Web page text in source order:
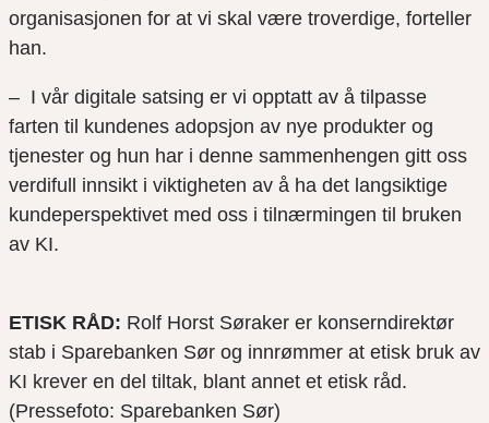
organisasjonen for at vi skal være troverdige, forteller
han.
– I vår digitale satsing er vi opptatt av å tilpasse
farten til kundenes adopsjon av nye produkter og
tjenester og hun har i denne sammenhengen gitt oss
verdifull innsikt i viktigheten av å ha det langsiktige
kundeperspektivet med oss i tilnærmingen til bruken
av KI.
ETISK RÅD: Rolf Horst Søraker er konserndirektør
stab i Sparebanken Sør og innrømmer at etisk bruk av
KI krever en del tiltak, blant annet et etisk råd.
(Pressefoto: Sparebanken Sør)